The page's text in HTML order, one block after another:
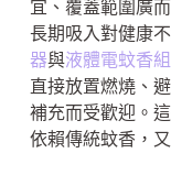
宜、覆蓋範圍廣
長期吸入對健康
器與液體電蚊香組
直接放置燃燒、
補充而受歡迎。
依賴傳統蚊香，